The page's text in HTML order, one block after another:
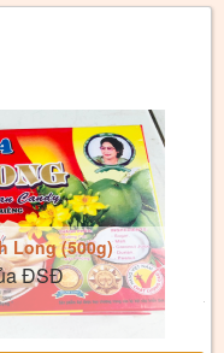
Long (500g)
ĐSĐ